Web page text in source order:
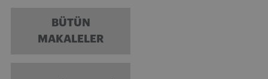
BÜTÜN
MAKALELER